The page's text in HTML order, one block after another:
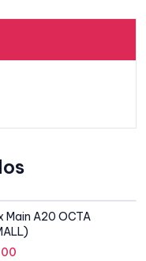
SIN STOCK
Main A20 OCTA